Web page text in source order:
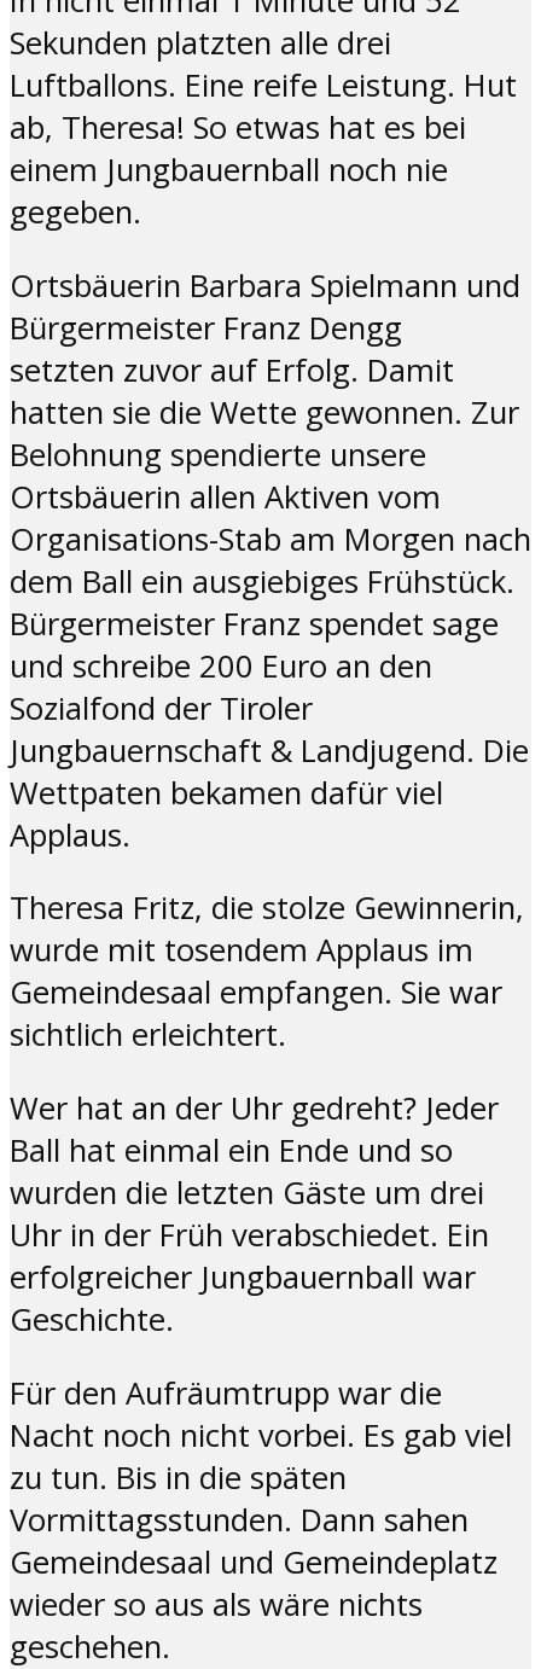
Sekunden platzten alle drei
Luftballons. Eine reife Leistung. Hut
ab, Theresa! So etwas hat es bei
einem Jungbauernball noch nie
gegeben.
Ortsbäuerin Barbara Spielmann und
Bürgermeister Franz Dengg
setzten zuvor auf Erfolg. Damit
hatten sie die Wette gewonnen. Zur
Belohnung spendierte unsere
Ortsbäuerin allen Aktiven vom
Organisations-Stab am Morgen nach
dem Ball ein ausgiebiges Frühstück.
Bürgermeister Franz spendet sage
und schreibe 200 Euro an den
Sozialfond der Tiroler
Jungbauernschaft & Landjugend. Die
Wettpaten bekamen dafür viel
Applaus.
Theresa Fritz, die stolze Gewinnerin,
wurde mit tosendem Applaus im
Gemeindesaal empfangen. Sie war
sichtlich erleichtert.
Wer hat an der Uhr gedreht? Jeder
Ball hat einmal ein Ende und so
wurden die letzten Gäste um drei
Uhr in der Früh verabschiedet. Ein
erfolgreicher Jungbauernball war
Geschichte.
Für den Aufräumtrupp war die
Nacht noch nicht vorbei. Es gab viel
zu tun. Bis in die späten
Vormittagsstunden. Dann sahen
Gemeindesaal und Gemeindeplatz
wieder so aus als wäre nichts
geschehen.